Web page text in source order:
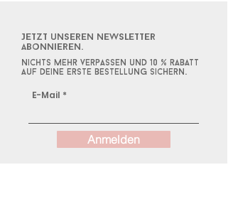
Jetzt unseren Newsletter
abonnieren.
Nichts mehr verpassen und 10 % rabatt
auf deine erste bestellung sichern.
E-Mail
Anmelden